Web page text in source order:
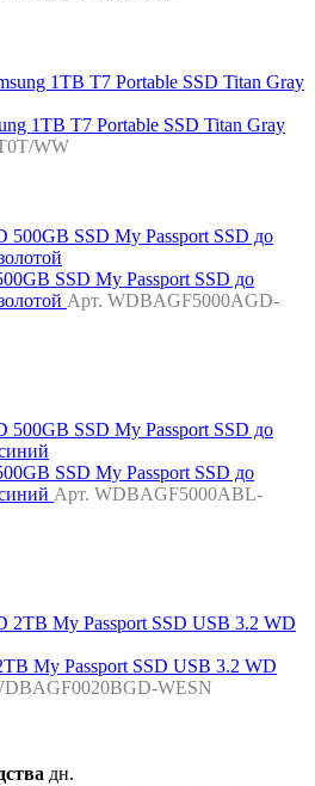
1TB T7 Portable SSD Titan Gray
WW
SSD My Passport SSD до
Арт. WDBAGF5000AGD-
SSD My Passport SSD до
Арт. WDBAGF5000ABL-
My Passport SSD USB 3.2 WD
WESN
дн.